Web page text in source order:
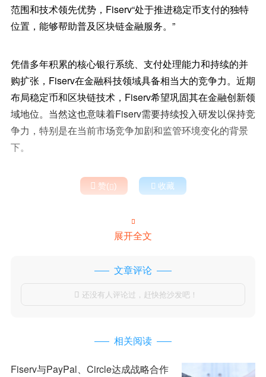
范围和技术领先优势，Fiserv“处于推进稳定币支付的独特
位置，能够帮助普及区块链金融服务。”
凭借多年积累的核心银行系统、支付处理能力和持续的并
购扩张，Fiserv在金融科技领域具备相当大的竞争力。近期
布局稳定币和区块链技术，Fiserv希望巩固其在金融创新领
域地位。当然这也意味着Fiserv需要持续投入研发以保持竞
争力，特别是在当前市场竞争加剧和监管环境变化的背景
下。
 赞()  收藏

展开全文
文章评论
 还没有人评论过，赶快抢沙发吧！
相关阅读
Fiserv与PayPal、Circle达成战略合作